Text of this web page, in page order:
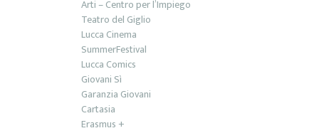
Arti – Centro per l’Impiego
Teatro del Giglio
Lucca Cinema
SummerFestival
Lucca Comics
Giovani Sì
Garanzia Giovani
Cartasia
Erasmus +